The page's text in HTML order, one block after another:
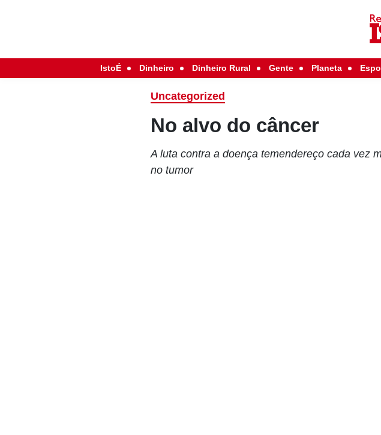
IstoÉ Dinheiro Dinheiro Rural Gente Planeta
Uncategorized
No alvo do câncer
A luta contra a doença temendereço cada vez
no tumor